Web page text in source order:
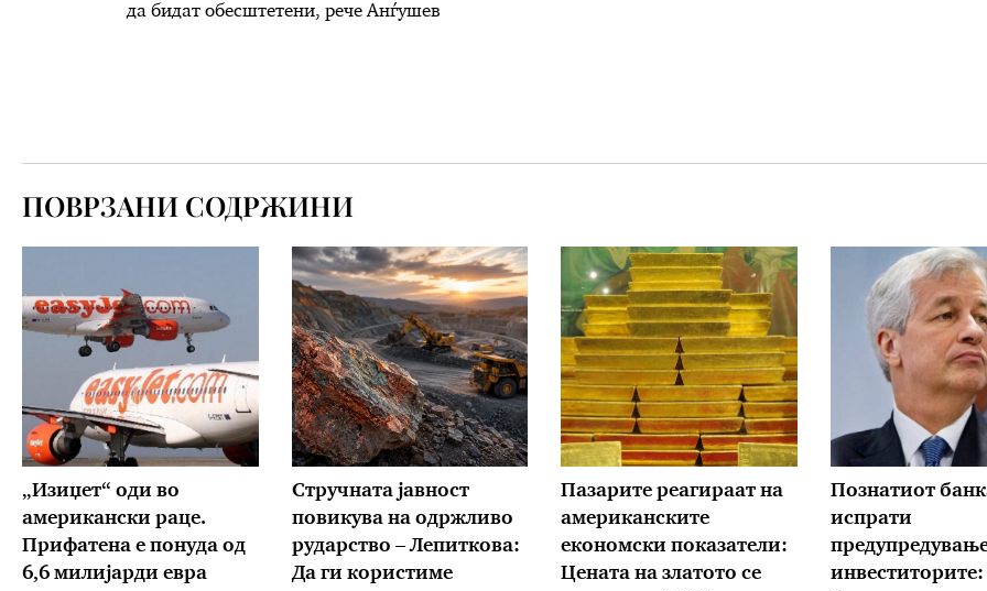
да бидат обесштетени, рече Анѓушев
ПОВРЗАНИ СОДРЖИНИ
„Изиџет“ оди во
американски раце.
Прифатена е понуда од
6,6 милијарди евра
Стручната јавност
повикува на одржливо
рударство – Лепиткова:
Да ги користиме
Пазарите реагираат на
американските
економски показатели:
Цената на златото се
Познатиот
испрати
инвеститорите: